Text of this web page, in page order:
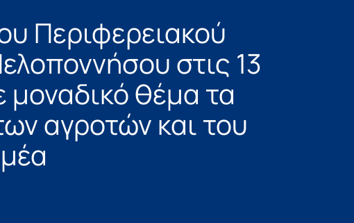
Περιφερειακού
στις 13
μοναδικό θέμα τα
αγροτών και του